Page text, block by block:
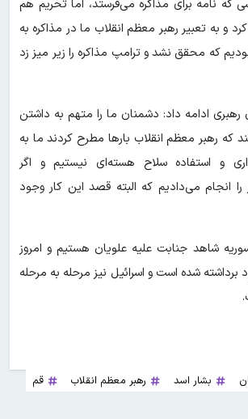
که نامه برای مذاکره می‌فرستد، اما تحریم هم
و به تعبیر رهبر معظم انقلاب ما در مذاکره به
که محقق نشد و ترامپ مذاکره را زیر میز زد
ادامه داد: دشمنان ما را متهم به داشتن
که رهبر معظم انقلاب بارها مطرح کردند ما به
و استفاده سلاح هسته‌ای نیستیم و اگر
انجام می‌دادیم که البته قصد این کار وجود
شاهد جنابت علیه علویان هستیم و امروز
برداشته شده است و اسرائیل نیز مرحله به مرحله
بشار اسد رهبر معظم انقلاب
قم